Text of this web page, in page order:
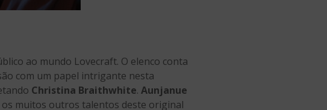
ao mundo Lovecraft. O elenco conta
com um papel intrigante nesta
Christina Braithwhite. Aunjanue
muitos outros talentos deste original